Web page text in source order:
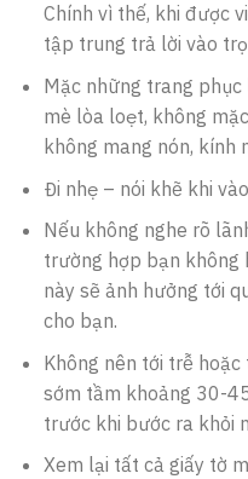
Chính vì thế, khi được
tập trung trả lời vào
Mặc những trang
mè lòa loẹt, không
không mang nón, kính
Đi nhẹ – nói khẽ khi
Nếu không nghe rõ
trường hợp bạn không
này sẽ ảnh hưởng tới
cho bạn.
Không nên tới trễ
sớm tầm khoảng 30-
trước khi bước ra khỏi
Xem lại tất cả giấy tờ